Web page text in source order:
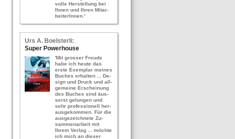
vol­le Her­stel­lung bei
Ihnen und Ihren Mit­ar­
bei­te­rIn­nen.'
Urs A. Bo­els­ter­li:
Super Power­hou­se
'Mit gros­ser Freu­de
habe ich heute das
erste Ex­em­plar mei­nes
Bu­ches er­hal­ten ... De­
sign und Druck und all­
ge­mei­ne Er­schei­nung
des Bu­ches sind äus­
serst ge­lun­gen und
sehr pro­fes­sio­nell her­
aus­ge­kom­men. Für die
aus­ge­zeich­ne­te Zu­
sam­men­ar­beit mit
Ihrem Ver­lag ... möch­te
ich mich an die­ser